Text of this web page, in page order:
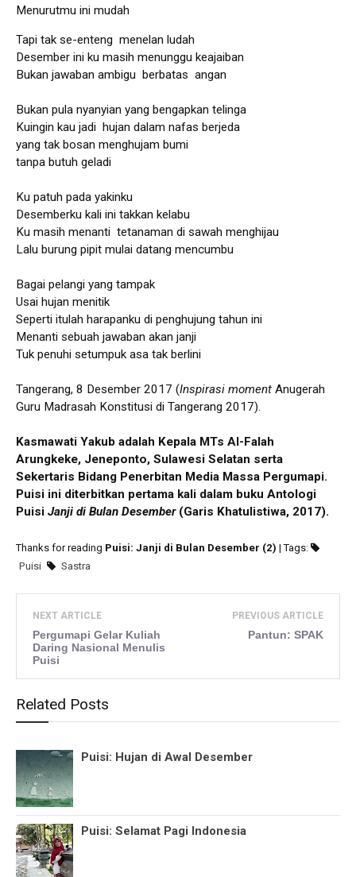
Menurutmu ini mudah
Tapi tak se-enteng menelan ludah
Desember ini ku masih menunggu keajaiban
Bukan jawaban ambigu berbatas angan
Bukan pula nyanyian yang bengapkan telinga
Kuingin kau jadi hujan dalam nafas berjeda
yang tak bosan menghujam bumi
tanpa butuh geladi
Ku patuh pada yakinku
Desemberku kali ini takkan kelabu
Ku masih menanti tetanaman di sawah menghijau
Lalu burung pipit mulai datang mencumbu
Bagai pelangi yang tampak
Usai hujan menitik
Seperti itulah harapanku di penghujung tahun ini
Menanti sebuah jawaban akan janji
Tuk penuhi setumpuk asa tak berlini
Tangerang, 8 Desember 2017 (Inspirasi moment Anugerah
Guru Madrasah Konstitusi di Tangerang 2017).
Kasmawati Yakub adalah Kepala MTs Al-Falah
Arungkeke, Jeneponto, Sulawesi Selatan serta
Sekertaris Bidang Penerbitan Media Massa Pergumapi.
Puisi ini diterbitkan pertama kali dalam buku Antologi
Puisi Janji di Bulan Desember (Garis Khatulistiwa, 2017).
Thanks for reading Puisi: Janji di Bulan Desember (2) | Tags:
Puisi
Sastra
NEXT ARTICLE
Pergumapi Gelar Kuliah
Daring Nasional Menulis
Puisi
PREVIOUS ARTICLE
Pantun: SPAK
Related Posts
Puisi: Hujan di Awal Desember
Puisi: Selamat Pagi Indonesia